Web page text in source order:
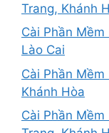
Trang, Khánh
Cài Phần
Lào Cai
Cài Phần
Khánh Hòa
Cài Phần